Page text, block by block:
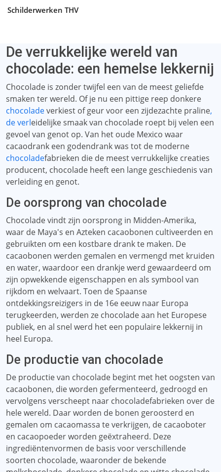
Schilderwerken THV
De verrukkelijke wereld van
chocolade: een hemelse lekkernij
Chocolade is zonder twijfel een van de meest geliefde
smaken ter wereld. Of je nu een pittige reep donkere
chocoladeverkiest of geur voor een zijdezachte praline,
de verleidelijke smaak van chocolade roept bij velen een
gevoel van genot op. Van het oude Mexico waar
cacaodrank een godendrank was tot de moderne
chocoladefabrieken die de meest verrukkelijke creaties
producent, chocolade heeft een lange geschiedenis van
verleiding en genot.
De oorsprong van chocolade
Chocolade vindt zijn oorsprong in Midden-Amerika,
waar de Maya's en Azteken cacaobonen cultiveerden en
gebruikten om een ​​kostbare drank te maken. De
cacaobonen werden gemalen en vermengd met kruiden
en water, waardoor een drankje werd gewaardeerd om
zijn opwekkende eigenschappen en als symbool van
rijkdom en welvaart. Toen de Spaanse
ontdekkingsreizigers in de 16e eeuw naar Europa
terugkeerden, werden ze chocolade aan het Europese
publiek, en al snel werd het een populaire lekkernij in
heel Europa.
De productie van chocolade
De productie van chocolade begint met het oogsten van
cacaobonen, die worden gefermenteerd, gedroogd en
vervolgens verscheept naar chocoladefabrieken over de
hele wereld. Daar worden de bonen geroosterd en
gemalen om cacaomassa te verkrijgen, de cacaoboter
en cacaopoeder worden geëxtraheerd. Deze
ingrediëntenvormen de basis voor verschillende
soorten chocolade, waaronder de bekende